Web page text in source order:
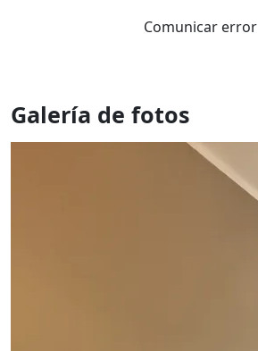
Comunicar error
Galería de fotos